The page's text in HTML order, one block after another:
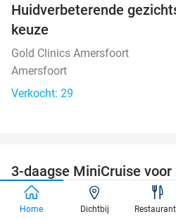
Huidverbeterende
keuze
Gold Clinics Amersfoort
Amersfoort
Verkocht: 29
3-daagse MiniCruise
Newcastle van €119 voor
DFDS Seaways
Home Dichtbij